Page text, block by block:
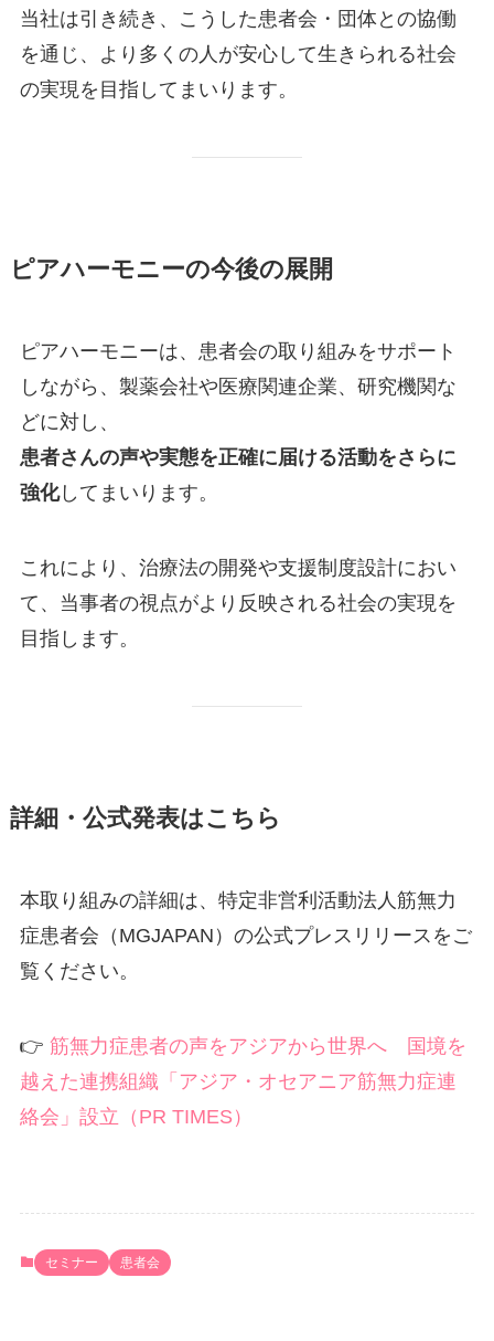
当社は引き続き、こうした患者会・団体との協働
を通じ、より多くの人が安心して生きられる社会
の実現を目指してまいります。
ピアハーモニーの今後の展開
ピアハーモニーは、患者会の取り組みをサポート
しながら、製薬会社や医療関連企業、研究機関な
どに対し、
患者さんの声や実態を正確に届ける活動をさらに
強化してまいります。
これにより、治療法の開発や支援制度設計におい
て、当事者の視点がより反映される社会の実現を
目指します。
詳細・公式発表はこちら
本取り組みの詳細は、特定非営利活動法人筋無力
症患者会（MGJAPAN）の公式プレスリリースをご
覧ください。
👉 筋無力症患者の声をアジアから世界へ 国境を
越えた連携組織「アジア・オセアニア筋無力症連
絡会」設立（PR TIMES）
セミナー 患者会